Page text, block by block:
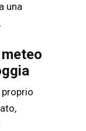
una
proprio